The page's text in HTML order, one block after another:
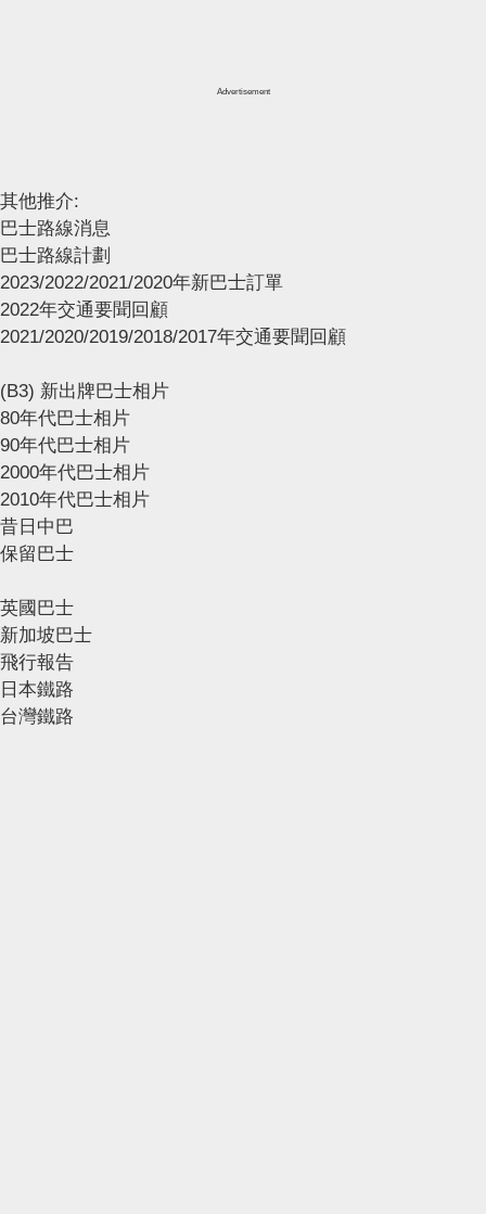
Advertisement
其他推介:
巴士路線消息
巴士路線計劃
2023/2022/2021/2020年新巴士訂單
2022年交通要聞回顧
2021/2020/2019/2018/2017年交通要聞回顧
(B3) 新出牌巴士相片
80年代巴士相片
90年代巴士相片
2000年代巴士相片
2010年代巴士相片
昔日中巴
保留巴士
英國巴士
新加坡巴士
飛行報告
日本鐵路
台灣鐵路